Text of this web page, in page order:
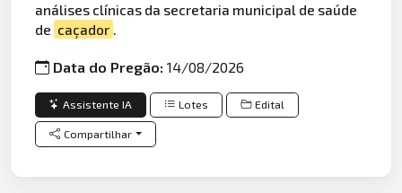
análises clínicas da secretaria municipal de saúde
de caçador .
Data do Pregão:14/08/2026
Assistente IA Lotes Edital
Compartilhar